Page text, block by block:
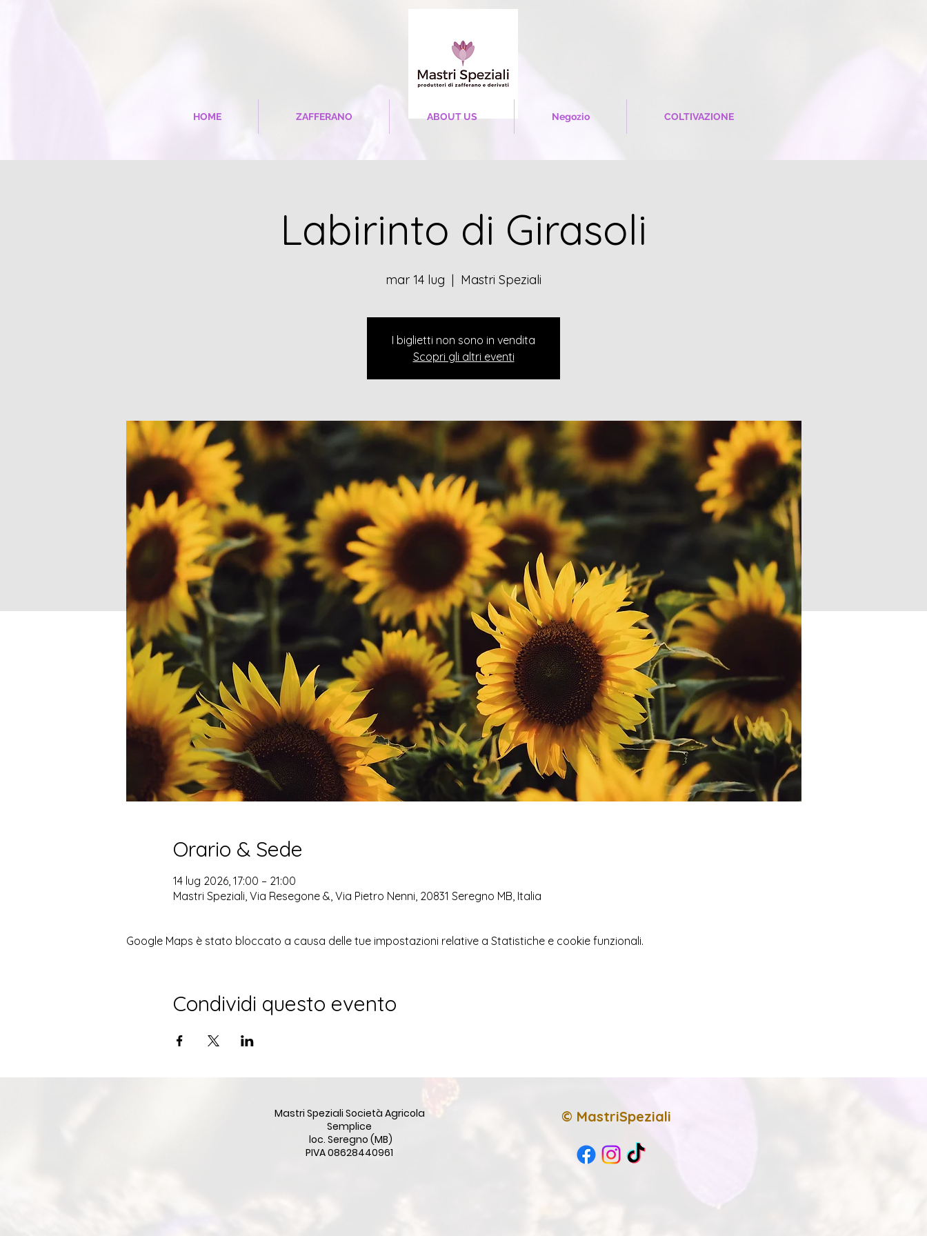
HOME ZAFFERANO ABOUT US Negozio COLTIVAZIONE
Labirinto di Girasoli
mar 14 lug
  |
Mastri Speziali
I biglietti non sono in vendita
Scopri gli altri eventi
Orario & Sede
14 lug 2026, 17:00 – 21:00
Mastri Speziali, Via Resegone &, Via Pietro Nenni, 20831 Seregno MB, Italia
Google Maps è stato bloccato a causa delle tue impostazioni relative a Statistiche e cookie funzionali.
Condividi questo evento
Mastri Speziali Società Agricola
Semplice
loc. Seregno (MB)
PIVA 08628440961
© MastriSpeziali